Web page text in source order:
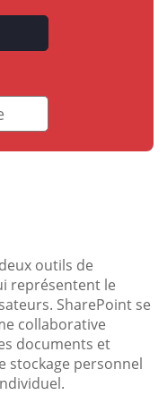
outils de
représentent le
SharePoint se
collaborative
documents et
stockage personnel